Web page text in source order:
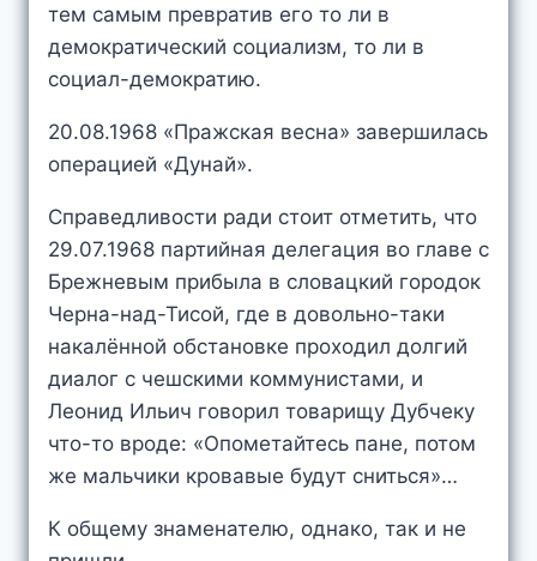
тем самым превратив его то ли в
демократический социализм, то ли в
социал-демократию.
20.08.1968 «Пражская весна» завершилась
операцией «Дунай».
Справедливости ради стоит отметить, что
29.07.1968 партийная делегация во главе с
Брежневым прибыла в словацкий городок
Черна-над-Тисой, где в довольно-таки
накалённой обстановке проходил долгий
диалог с чешскими коммунистами, и
Леонид Ильич говорил товарищу Дубчеку
что-то вроде: «Опометайтесь пане, потом
же мальчики кровавые будут сниться»…
К общему знаменателю, однако, так и не